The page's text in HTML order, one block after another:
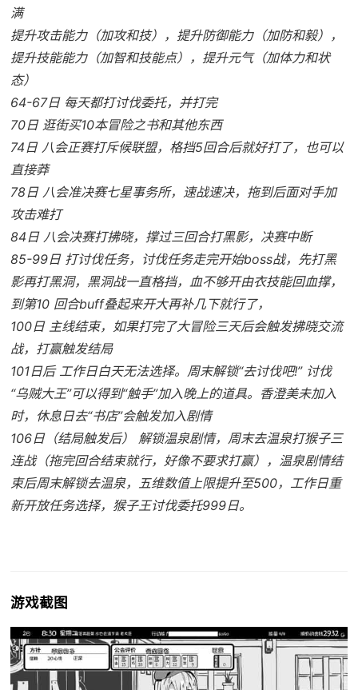
满
提升攻击能力（加攻和技），提升防御能力（加防和毅），
提升技能能力（加智和技能点），提升元气（加体力和状
态）
64-67日 每天都打讨伐委托，并打完
70日 逛街买10本冒险之书和其他东西
74日 八会正赛打斥候联盟，格挡5回合后就好打了，也可以
直接莽
78日 八会准决赛七星事务所，速战速决，拖到后面对手加
攻击难打
84日 八会决赛打拂晓，撑过三回合打黑影，决赛中断
85-99日 打讨伐任务，讨伐任务走完开始boss战，先打黑
影再打黑洞，黑洞战一直格挡，血不够开由衣技能回血撑，
到第10 回合buff叠起来开大再补几下就行了，
100日 主线结束，如果打完了大冒险三天后会触发拂晓交流
战，打赢触发结局
101日后 工作日白天无法选择。周末解锁“去讨伐吧!” 讨伐
“乌贼大王”可以得到“触手”加入晚上的道具。香澄美未加入
时，休息日去“书店”会触发加入剧情
106日（结局触发后） 解锁温泉剧情，周末去温泉打猴子三
连战（拖完回合结束就行，好像不要求打赢），温泉剧情结
束后周末解锁去温泉，五维数值上限提升至500，工作日重
新开放任务选择，猴子王讨伐委托999日。
游戏截图